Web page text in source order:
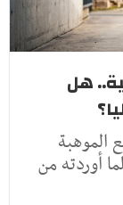
هل
الموهبة
أوردته من